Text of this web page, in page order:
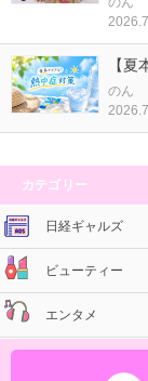
【
のん
カテゴリー
日経ギャルズ
ビューティー
エンタメ